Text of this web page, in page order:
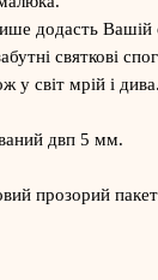
додасть Вашій
святкові
у світ мрій і дива.
двп 5 мм.
прозорий